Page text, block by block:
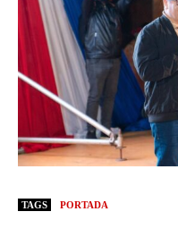
TAGS PORTADA